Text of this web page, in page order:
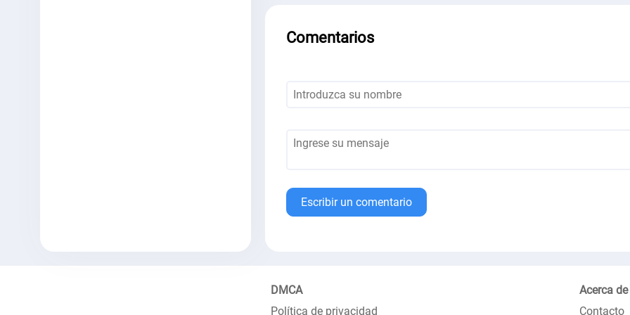
Comentarios
Escribir un comentario
DMCA
Política de privacidad
Acerca
Contacto